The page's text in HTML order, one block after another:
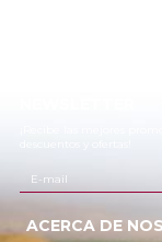
ACERCA DE